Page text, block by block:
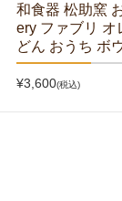
和食器 松助窯
ery ファブリ
どん おうち ボ
¥3,600(税込)